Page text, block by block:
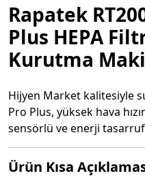
Rapatek
Plus HEPA
Kurutma
Hijyen Market kalitesiyle
Pro Plus, yüksek hava
sensörlü ve enerji
Ürün Kısa